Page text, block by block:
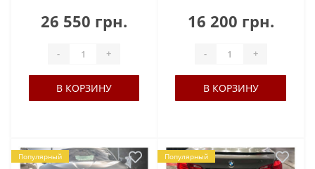
26 550 грн.
- +
В КОРЗИНУ
16 200 грн.
- +
В КОРЗИНУ
Популярный Популярный